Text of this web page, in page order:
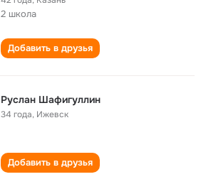
2 школа
Добавить в друзья
Руслан Шафигуллин
34 года, Ижевск
Добавить в друзья